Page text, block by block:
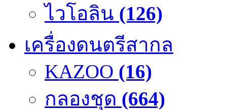
ไวโอลิน (126)
เครื่องดนตรีสากล
KAZOO (16)
กลองชุด (664)